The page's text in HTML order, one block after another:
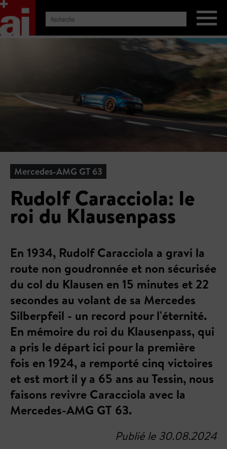
Mercedes-AMG GT 63
Rudolf Caracciola: le
roi du Klausenpass
En 1934, Rudolf Caracciola a gravi la
route non goudronnée et non sécurisée
du col du Klausen en 15 minutes et 22
secondes au volant de sa Mercedes
Silberpfeil - un record pour l'éternité.
En mémoire du roi du Klausenpass, qui
a pris le départ ici pour la première
fois en 1924, a remporté cinq victoires
et est mort il y a 65 ans au Tessin, nous
faisons revivre Caracciola avec la
Mercedes-AMG GT 63.
Publié le 30.08.2024